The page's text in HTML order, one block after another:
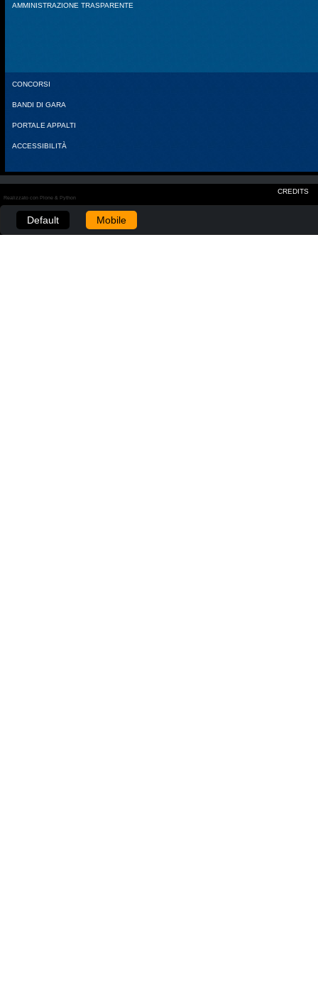
AMMINISTRAZIONE TRASPARENTE
CONCORSI
BANDI DI GARA
PORTALE APPALTI
ACCESSIBILITÀ
CREDITS
Realizzato con Plone & Python
Default Mobile